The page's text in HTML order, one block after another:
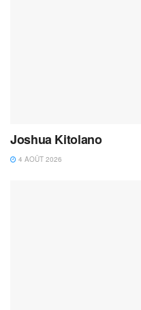
Joshua Kitolano
4 AOÛT 2026